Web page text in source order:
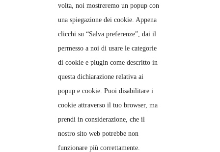
volta, noi mostreremo un popup con
una spiegazione dei cookie. Appena
clicchi su “Salva preferenze”, dai il
permesso a noi di usare le categorie
di cookie e plugin come descritto in
questa dichiarazione relativa ai
popup e cookie. Puoi disabilitare i
cookie attraverso il tuo browser, ma
prendi in considerazione, che il
nostro sito web potrebbe non
funzionare più correttamente.